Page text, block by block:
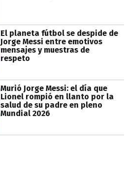
El planeta fútbol se despide de
Jorge Messi entre emotivos
mensajes y muestras de
respeto
Murió Jorge Messi: el día que
Lionel rompió en llanto por la
salud de su padre en pleno
Mundial 2026